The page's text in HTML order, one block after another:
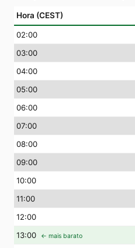
Hora (CEST)
02:00
03:00
04:00
05:00
06:00
07:00
08:00
09:00
10:00
11:00
12:00
13:00 ← mais barato